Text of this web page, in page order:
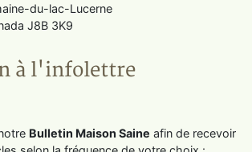
du-lac-Lucerne
J8B 3K9
à l'infolettre
Bulletin Maison Saine afin de recevoir